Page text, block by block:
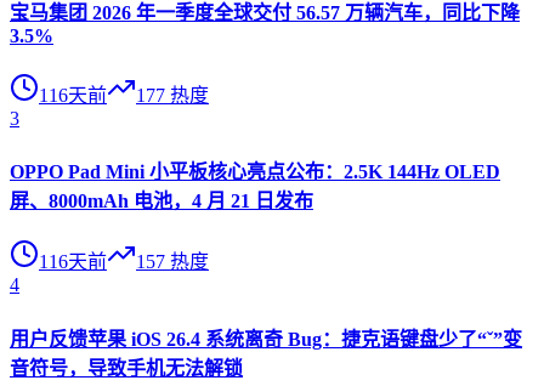
宝马集团 2026 年一季度全球交付 56.57 万辆汽车，同比下降
3.5%
116天前 177 热度
3
OPPO Pad Mini 小平板核心亮点公布：2.5K 144Hz OLED
屏、8000mAh 电池，4 月 21 日发布
116天前 157 热度
4
用户反馈苹果 iOS 26.4 系统离奇 Bug：捷克语键盘少了“ˇ”变
音符号，导致手机无法解锁